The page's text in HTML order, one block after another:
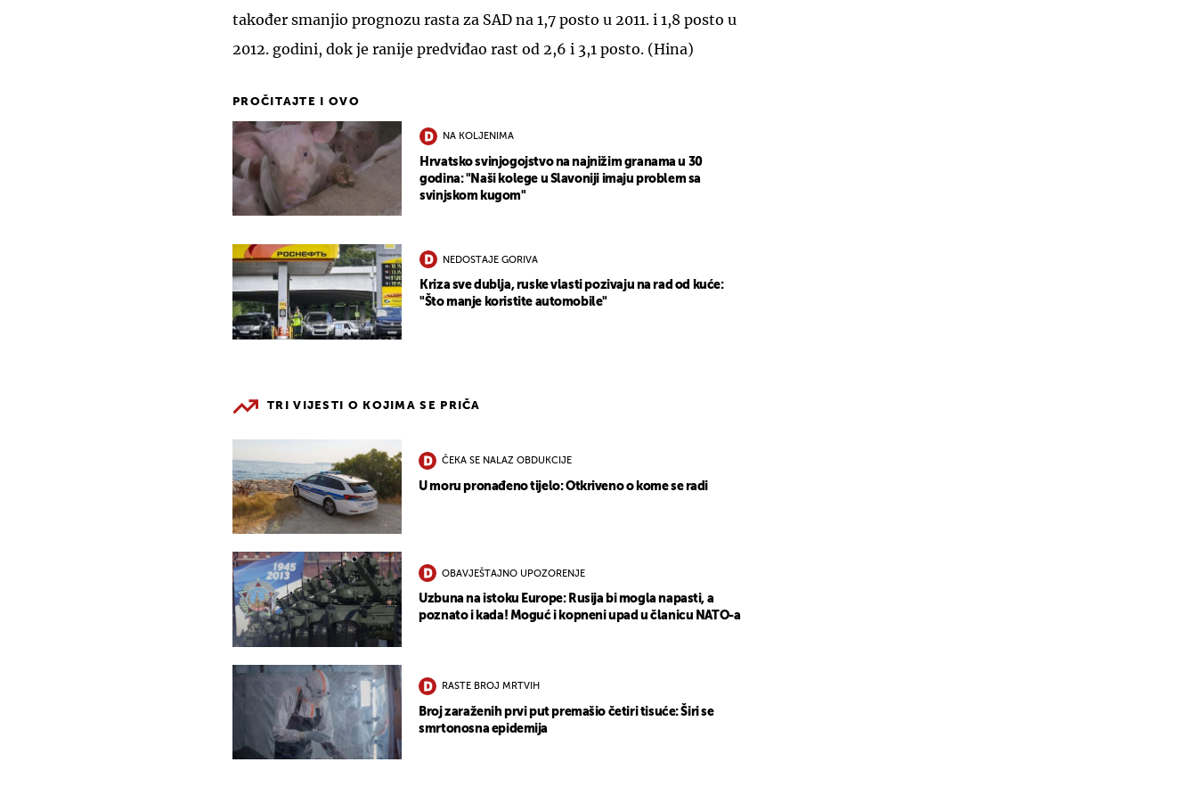
također smanjio prognozu rasta za SAD na 1,7 posto u 2011. i 1,8 posto u
2012. godini, dok je ranije predviđao rast od 2,6 i 3,1 posto. (Hina)
PROČITAJTE I OVO
NA KOLJENIMA
Hrvatsko svinjogojstvo na najnižim granama u 30
godina: "Naši kolege u Slavoniji imaju problem sa
svinjskom kugom"
NEDOSTAJE GORIVA
Kriza sve dublja, ruske vlasti pozivaju na rad od kuće:
"Što manje koristite automobile"
TRI VIJESTI O KOJIMA SE PRIČA
ČEKA SE NALAZ OBDUKCIJE
U moru pronađeno tijelo: Otkriveno o kome se radi
OBAVJEŠTAJNO UPOZORENJE
Uzbuna na istoku Europe: Rusija bi mogla napasti, a
poznato i kada! Moguć i kopneni upad u članicu NATO-a
RASTE BROJ MRTVIH
Broj zaraženih prvi put premašio četiri tisuće: Širi se
smrtonosna epidemija
UKLJUČITE NOTIFIKACIJE